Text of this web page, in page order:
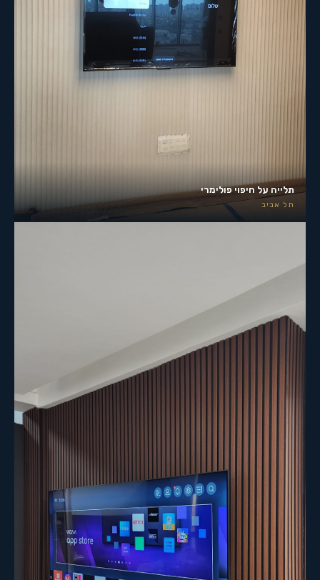
תלייה על חיפוי פולימרי
תל אביב